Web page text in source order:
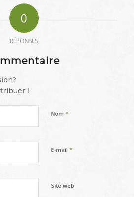
0
RÉPONSES
!
Nom *
E-mail *
Site web